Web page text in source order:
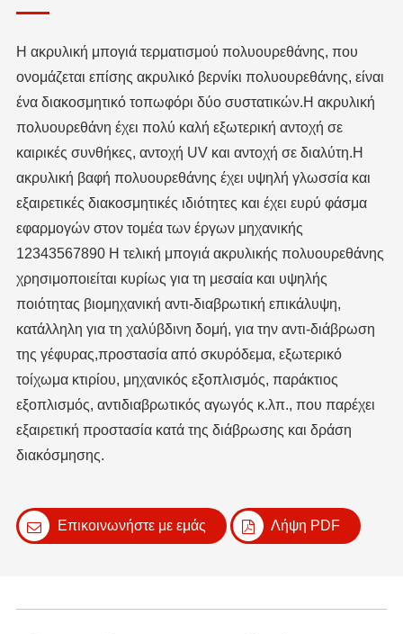
Η ακρυλική μπογιά τερματισμού πολυουρεθάνης, που
ονομάζεται επίσης ακρυλικό βερνίκι πολυουρεθάνης, είναι
ένα διακοσμητικό τοπωφόρι δύο συστατικών.Η ακρυλική
πολυουρεθάνη έχει πολύ καλή εξωτερική αντοχή σε
καιρικές συνθήκες, αντοχή UV και αντοχή σε διαλύτη.Η
ακρυλική βαφή πολυουρεθάνης έχει υψηλή γλωσσία και
εξαιρετικές διακοσμητικές ιδιότητες και έχει ευρύ φάσμα
εφαρμογών στον τομέα των έργων μηχανικής
12343567890 Η τελική μπογιά ακρυλικής πολυουρεθάνης
χρησιμοποιείται κυρίως για τη μεσαία και υψηλής
ποιότητας βιομηχανική αντι-διαβρωτική επικάλυψη,
κατάλληλη για τη χαλύβδινη δομή, για την αντι-διάβρωση
της γέφυρας,προστασία από σκυρόδεμα, εξωτερικό
τοίχωμα κτιρίου, μηχανικός εξοπλισμός, παράκτιος
εξοπλισμός, αντιδιαβρωτικός αγωγός κ.λπ., που παρέχει
εξαιρετική προστασία κατά της διάβρωσης και δράση
διακόσμησης.
Επικοινωνήστε με εμάς Λήψη PDF